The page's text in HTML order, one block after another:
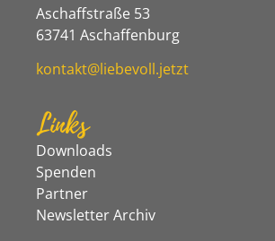
Aschaffstraße 53
63741 Aschaffenburg
kontakt@liebevoll.jetzt
Links
Downloads
Spenden
Partner
Newsletter Archiv